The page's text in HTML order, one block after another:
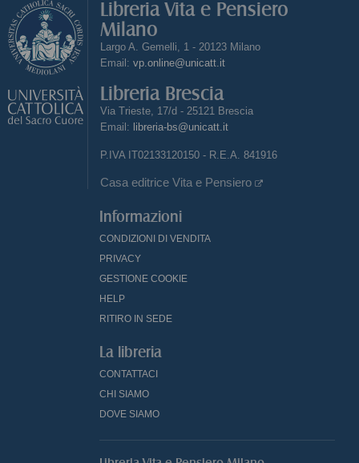
Libreria Vita e Pensiero
Milano
Largo A. Gemelli, 1 - 20123 Milano
Email: vp.online@unicatt.it
Libreria Brescia
Via Trieste, 17/d - 25121 Brescia
Email: libreria-bs@unicatt.it
P.IVA IT02133120150 - R.E.A. 841916
Casa editrice Vita e Pensiero
Informazioni
CONDIZIONI DI VENDITA
PRIVACY
GESTIONE COOKIE
HELP
RITIRO IN SEDE
La libreria
CONTATTACI
CHI SIAMO
DOVE SIAMO